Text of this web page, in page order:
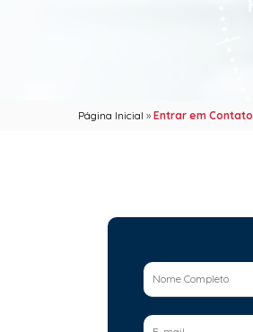
Página Inicial » Entrar em Contato